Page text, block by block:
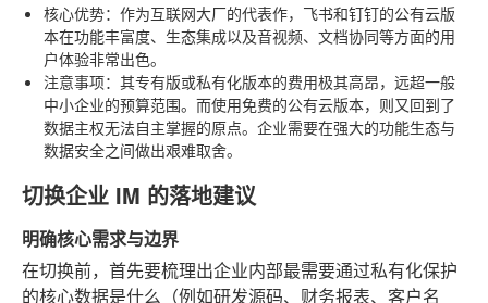
核心优势：作为互联网大厂的代表作，飞书和钉钉的公有云版
本在功能丰富度、生态集成以及音视频、文档协同等方面的用
户体验非常出色。
注意事项：其专有版或私有化版本的费用极其高昂，远超一般
中小企业的预算范围。而使用免费的公有云版本，则又回到了
数据主权无法自主掌握的原点。企业需要在强大的功能生态与
数据安全之间做出艰难取舍。
切换企业 IM 的落地建议
明确核心需求与边界
在切换前，首先要梳理出企业内部最需要通过私有化保护
的核心数据是什么（例如研发源码、财务报表、客户名